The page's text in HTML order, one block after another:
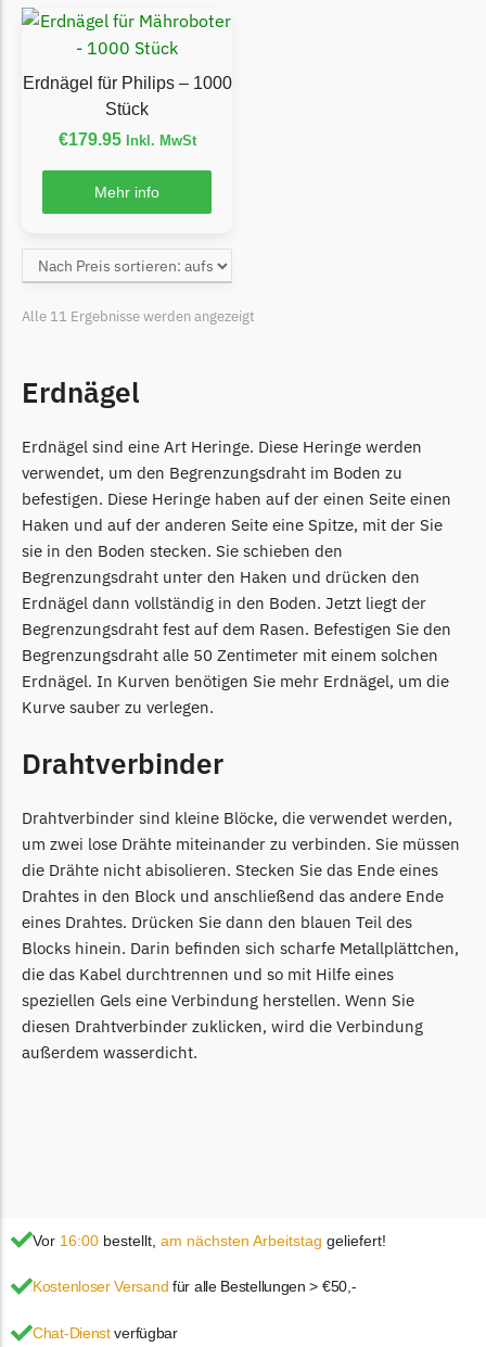
Begrenzungsdraht
Honda
Honda Messer
Begrenzungsdraht
Kress Messer
Begrenzungsdraht
LandXcape Messer
LawnBott
LawnBott Messer
Begrenzungsdraht
Lizard
Lizard Messer
Begrenzungsdraht
LUX-Tools
LUX-Tools Messer
Mammotion Messer
McCulloch
McCulloch Messer
Begrenzungsdraht
Medion
Medion Messer
Begrenzungsdraht
Begrenzungsdraht
MTD
MTD Messer
Erdnägel für Philips – 1000
Stück
€179.95 Inkl. MwSt
Mehr info
Alle 11 Ergebnisse werden angezeigt
Erdnägel
Erdnägel sind eine Art Heringe. Diese Heringe werden
verwendet, um den Begrenzungsdraht im Boden zu
befestigen. Diese Heringe haben auf der einen Seite einen
Haken und auf der anderen Seite eine Spitze, mit der Sie
sie in den Boden stecken. Sie schieben den
Begrenzungsdraht unter den Haken und drücken den
Erdnägel dann vollständig in den Boden. Jetzt liegt der
Begrenzungsdraht fest auf dem Rasen. Befestigen Sie den
Begrenzungsdraht alle 50 Zentimeter mit einem solchen
Erdnägel. In Kurven benötigen Sie mehr Erdnägel, um die
Kurve sauber zu verlegen.
Drahtverbinder
Drahtverbinder sind kleine Blöcke, die verwendet werden,
um zwei lose Drähte miteinander zu verbinden. Sie müssen
die Drähte nicht abisolieren. Stecken Sie das Ende eines
Drahtes in den Block und anschließend das andere Ende
eines Drahtes. Drücken Sie dann den blauen Teil des
Blocks hinein. Darin befinden sich scharfe Metallplättchen,
die das Kabel durchtrennen und so mit Hilfe eines
speziellen Gels eine Verbindung herstellen. Wenn Sie
diesen Drahtverbinder zuklicken, wird die Verbindung
außerdem wasserdicht.
Vor 16:00 bestellt, am nächsten Arbeitstag geliefert!
Kostenloser Versand für alle Bestellungen > €50,-
Chat-Dienstverfügbar